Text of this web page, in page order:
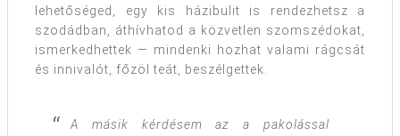
lehetőséged, egy kis házibulit is rendezhetsz a
szodádban, áthívhatod a közvetlen szomszédokat,
ismerkedhettek — mindenki hozhat valami rágcsát
és innivalót, főzöl teát, beszélgettek.
A másik kérdésem az a pakolással